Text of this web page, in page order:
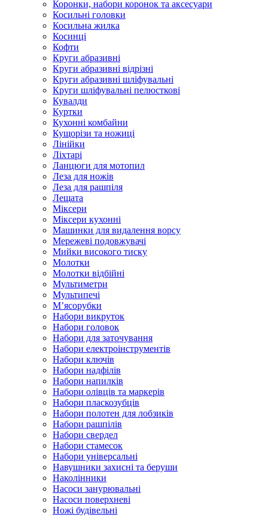
Коронки, набори коронок та аксесуари
Косильні головки
Косильна жилка
Косинці
Кофти
Круги абразивні
Круги абразивні відрізні
Круги абразивні шліфувальні
Круги шліфувальні пелюсткові
Кувалди
Куртки
Кухонні комбайни
Кущорізи та ножиці
Лінійки
Ліхтарі
Ланцюги для мотопил
Леза для ножів
Леза для рашпіля
Лещата
Міксери
Міксери кухонні
Машинки для видалення ворсу
Мережеві подовжувачі
Мийки високого тиску
Молотки
Молотки відбійні
Мультиметри
Мультипечі
М’ясорубки
Набори викруток
Набори головок
Набори для заточування
Набори електроінструментів
Набори ключів
Набори надфілів
Набори напилків
Набори олівців та маркерів
Набори пласкозубців
Набори полотен для лобзиків
Набори рашпілів
Набори свердел
Набори стамесок
Набори універсальні
Навушники захисні та беруши
Наколінники
Насоси занурювальні
Насоси поверхневі
Ножі будівельні